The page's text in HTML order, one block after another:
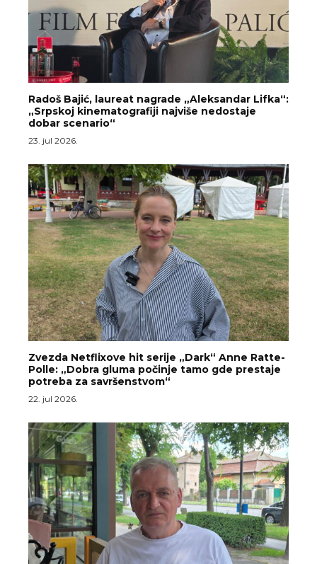
Radoš Bajić, laureat nagrade „Aleksandar Lifka“:
„Srpskoj kinematografiji najviše nedostaje
dobar scenario“
23. jul 2026.
Zvezda Netflixove hit serije „Dark“ Anne Ratte-
Polle: „Dobra gluma počinje tamo gde prestaje
potreba za savršenstvom“
22. jul 2026.